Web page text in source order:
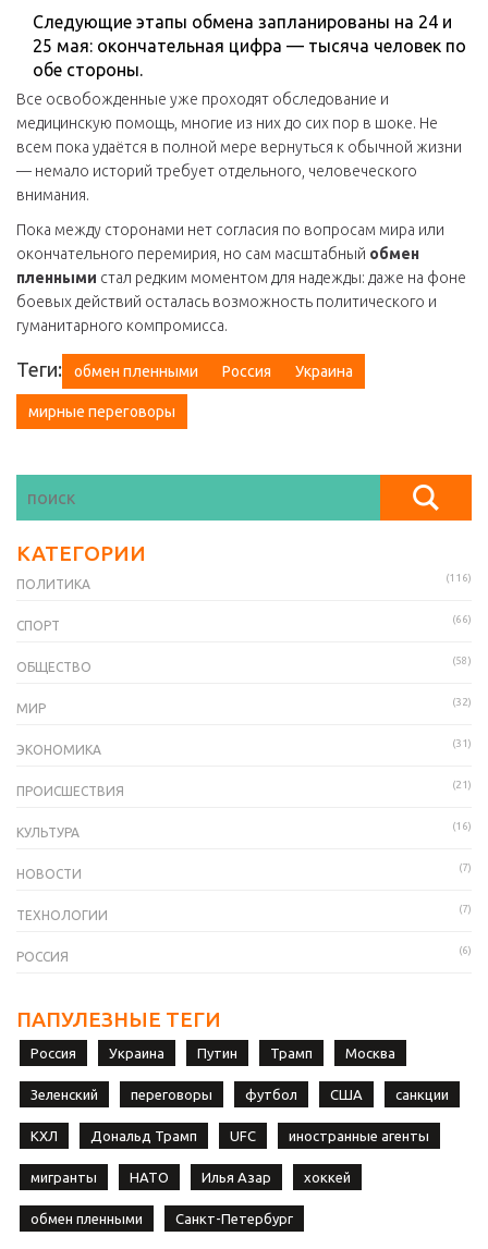
Следующие этапы обмена запланированы на 24 и
25 мая: окончательная цифра — тысяча человек по
обе стороны.
Все освобожденные уже проходят обследование и
медицинскую помощь, многие из них до сих пор в шоке. Не
всем пока удаётся в полной мере вернуться к обычной жизни
— немало историй требует отдельного, человеческого
внимания.
Пока между сторонами нет согласия по вопросам мира или
окончательного перемирия, но сам масштабный обмен
пленными стал редким моментом для надежды: даже на фоне
боевых действий осталась возможность политического и
гуманитарного компромисса.
Теги: обмен пленными Россия Украина
мирные переговоры
КАТЕГОРИИ
ПОЛИТИКА (116)
СПОРТ (66)
ОБЩЕСТВО (58)
МИР (32)
ЭКОНОМИКА (31)
ПРОИСШЕСТВИЯ (21)
КУЛЬТУРА (16)
НОВОСТИ (7)
ТЕХНОЛОГИИ (7)
РОССИЯ (6)
ПАПУЛЕЗНЫЕ ТЕГИ
Россия Украина Путин Трамп Москва
Зеленский переговоры футбол США санкции
КХЛ Дональд Трамп UFC иностранные агенты
мигранты НАТО Илья Азар хоккей
обмен пленными Санкт-Петербург